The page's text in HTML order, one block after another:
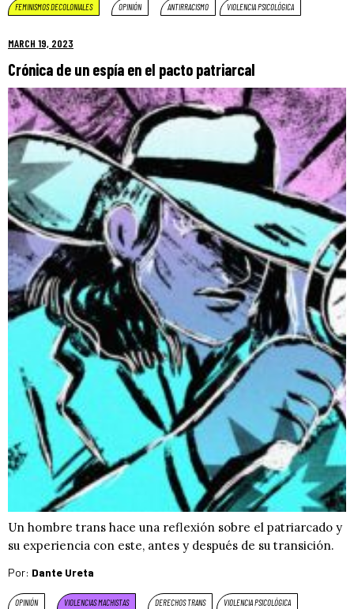
FEMINISMOS DECOLONIALES OPINIÓN ANTIRRACISMO VIOLENCIA PSICOLÓGICA
MARCH 19, 2023
Crónica de un espía en el pacto patriarcal
Un hombre trans hace una reflexión sobre el patriarcado y
su experiencia con este, antes y después de su transición.
Por: Dante Ureta
OPINIÓN VIOLENCIAS MACHISTAS DERECHOS TRANS VIOLENCIA PSICOLÓGICA